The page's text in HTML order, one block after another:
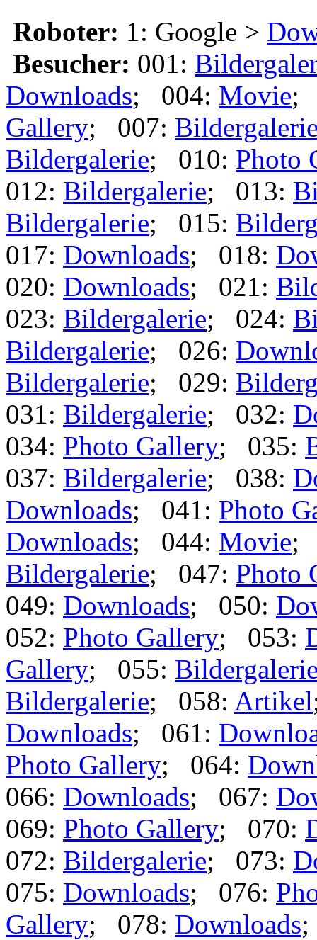
Roboter: 1: Google >
Besucher: 001:
Downloads; 004: Movie;
Gallery; 007:
Bildergalerie; 010: Photo
012: Bildergalerie; 013:
Bildergalerie; 015:
017: Downloads; 018:
020: Downloads; 021:
023: Bildergalerie; 024:
Bildergalerie; 026:
Bildergalerie; 029:
031: Bildergalerie; 032:
034: Photo Gallery; 035:
037: Bildergalerie; 038:
Downloads; 041: Photo
Downloads; 044: Movie;
Bildergalerie; 047: Photo
049: Downloads; 050:
052: Photo Gallery; 053:
Gallery; 055:
Bildergalerie; 058: Artikel
Downloads; 061:
Photo Gallery; 064:
066: Downloads; 067:
069: Photo Gallery; 070:
072: Bildergalerie; 073:
075: Downloads; 076:
Gallery; 078: Downloads